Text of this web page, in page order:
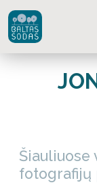
Šiauliuose
fotografijų